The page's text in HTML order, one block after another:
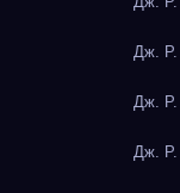
Дж. Р.
Дж. Р.
Дж. Р.